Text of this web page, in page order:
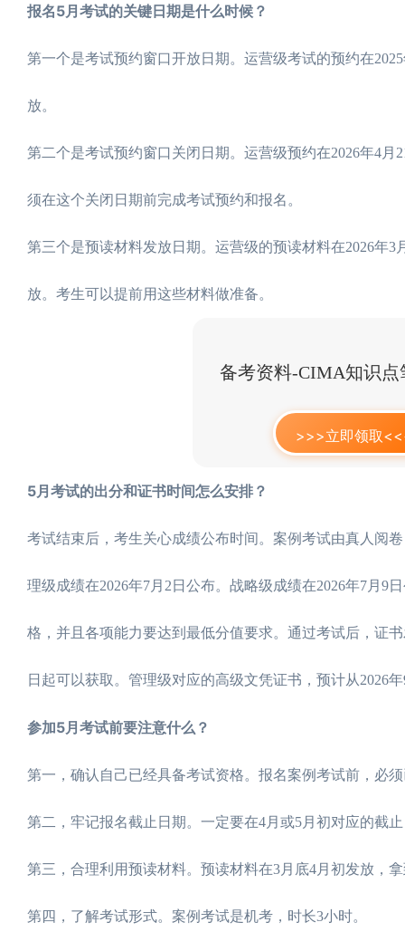
报名5月考试的关键日期是什么时候？
第一个是考试预约窗口开放日期。运营级考试的预约在
放。
第二个是考试预约窗口关闭日期。运营级预约在2026年4月
须在这个关闭日期前完成考试预约和报名。
第三个是预读材料发放日期。运营级的预读材料在2026年3
放。考生可以提前用这些材料做准备。
备考资料-CIMA知识点
>>>立即领取
5月考试的出分和证书时间怎么安排？
考试结束后，考生关心成绩公布时间。案例考试由真人阅
理级成绩在2026年7月2日公布。战略级成绩在2026年7月
格，并且各项能力要达到最低分值要求。通过考试后，证
日起可以获取。管理级对应的高级文凭证书，预计从2026
参加5月考试前要注意什么？
第一，确认自己已经具备考试资格。报名案例考试前，必
第二，牢记报名截止日期。一定要在4月或5月初对应的截
第三，合理利用预读材料。预读材料在3月底4月初发放，
第四，了解考试形式。案例考试是机考，时长3小时。